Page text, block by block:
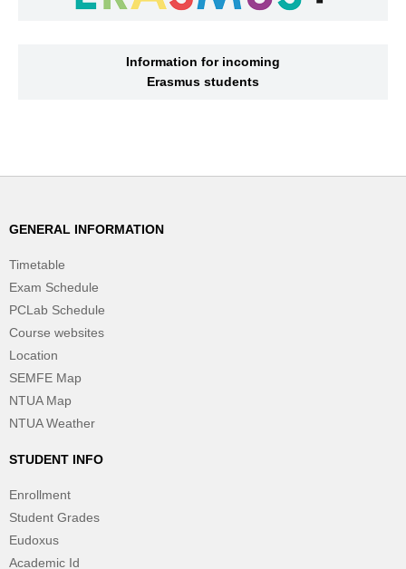
Information for incoming
Erasmus students
GENERAL INFORMATION
Timetable
Exam Schedule
PCLab Schedule
Course websites
Location
SEMFE Map
NTUA Map
NTUA Weather
STUDENT INFO
Enrollment
Student Grades
Eudoxus
Academic Id